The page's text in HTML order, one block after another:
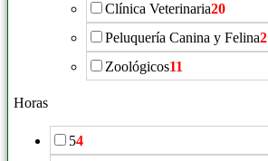
Clínica Veterinaria20
Peluquería Canina y Felina2
Zoológicos11
Horas
54